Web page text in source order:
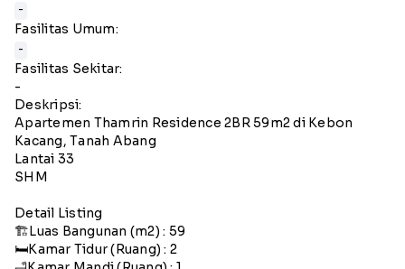
-
Fasilitas Umum:
-
Fasilitas Sekitar:
-
Deskripsi:
Apartemen Thamrin Residence 2BR 59m2 di Kebon
Kacang, Tanah Abang
Lantai 33
SHM
Detail Listing
🏗️Luas Bangunan (m2) : 59
🛏️Kamar Tidur (Ruang) : 2